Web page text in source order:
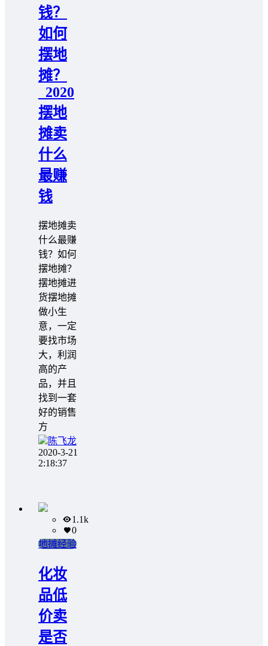
钱？
如何
摆地
摊？
_2020
摆地
摊卖
什么
最赚
钱
摆地摊卖
什么最赚
钱？如何
摆地摊？
摆地摊进
货摆地摊
做小生
意，一定
要找市场
大，利润
高的产
品，并且
找到一套
好的销售
方
陈飞龙
2020-3-21
2:18:37
1.1k
0
地摊经验
化妆
品低
价卖
是否